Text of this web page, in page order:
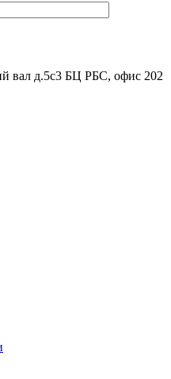
вал д.5с3 БЦ РБС, офис 202